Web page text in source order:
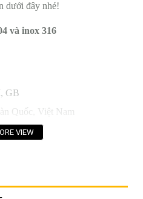
dưới đây nhé!
và inox 316
GB
Quốc, Việt Nam
phẩm, thủy sản, hóa chất, xi
trình, ...
VIEW